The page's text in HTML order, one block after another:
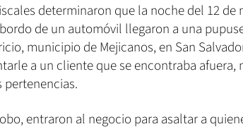
determinaron que la noche del 12 de
de un automóvil llegaron a una
municipio de Mejicanos, en San
a un cliente que se encontraba afuera,
pertenencias.
entraron al negocio para asaltar a